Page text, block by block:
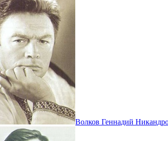
Волков Геннадий